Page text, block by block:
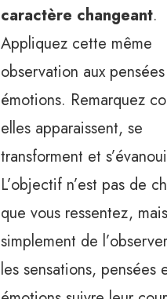
caractère changeant.
Appliquez cette même
observation aux
émotions. Remarquez
elles apparaissent, se
transforment et
L’objectif n’est pas de
que vous ressentez, mais
simplement de
les sensations, pensées